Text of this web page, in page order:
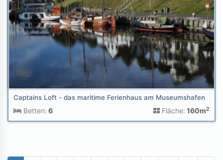
Captains Loft - das maritime Ferienhaus am Museumshafen
Betten: 6 Fläche: 160m2